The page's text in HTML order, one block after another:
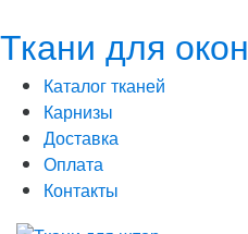
Ткани для окон
Каталог тканей
Карнизы
Доставка
Оплата
Контакты